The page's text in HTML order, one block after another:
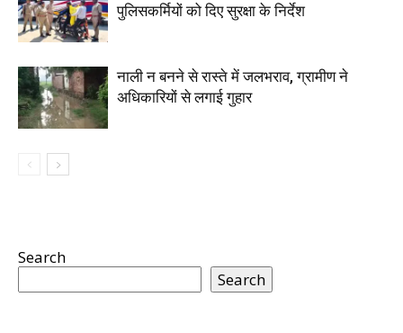
पुलिसकर्मियों को दिए सुरक्षा के निर्देश
नाली न बनने से रास्ते में जलभराव, ग्रामीण ने
अधिकारियों से लगाई गुहार
Search
Search